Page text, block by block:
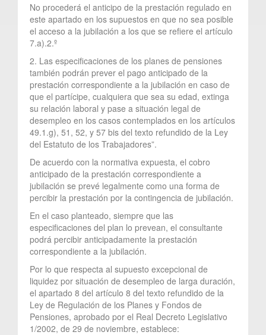
No procederá el anticipo de la prestación regulado en
este apartado en los supuestos en que no sea posible
el acceso a la jubilación a los que se refiere el artículo
7.a).2.º
2. Las especificaciones de los planes de pensiones
también podrán prever el pago anticipado de la
prestación correspondiente a la jubilación en caso de
que el partícipe, cualquiera que sea su edad, extinga
su relación laboral y pase a situación legal de
desempleo en los casos contemplados en los artículos
49.1.g), 51, 52, y 57 bis del texto refundido de la Ley
del Estatuto de los Trabajadores”.
De acuerdo con la normativa expuesta, el cobro
anticipado de la prestación correspondiente a
jubilación se prevé legalmente como una forma de
percibir la prestación por la contingencia de jubilación.
En el caso planteado, siempre que las
especificaciones del plan lo prevean, el consultante
podrá percibir anticipadamente la prestación
correspondiente a la jubilación.
Por lo que respecta al supuesto excepcional de
liquidez por situación de desempleo de larga duración,
el apartado 8 del artículo 8 del texto refundido de la
Ley de Regulación de los Planes y Fondos de
Pensiones, aprobado por el Real Decreto Legislativo
1/2002, de 29 de noviembre, establece: